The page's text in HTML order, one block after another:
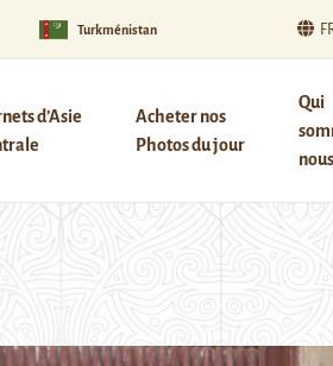
Turkménistan
d’Asie
Acheter nos
Photos du jour
Qui
nous